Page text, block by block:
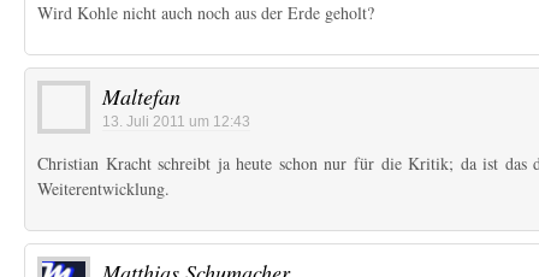
Wird Kohle nicht auch noch aus der Erde geholt?
Maltefan
13. Juli 2011 um 12:43
Christian Kracht schreibt ja heute schon nur für die Kritik; da ist das
Weiterentwicklung.